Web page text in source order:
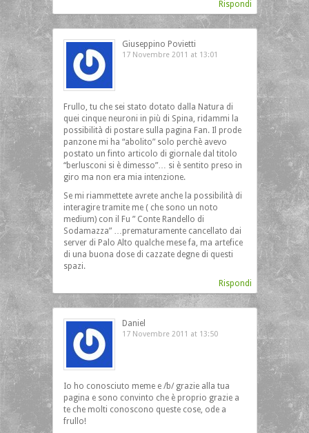
Rispondi
Giuseppino Povietti
17 Novembre 2011 at 13:01
Frullo, tu che sei stato dotato dalla Natura di
quei cinque neuroni in più di Spina, ridammi la
possibilità di postare sulla pagina Fan. Il prode
panzone mi ha “abolito” solo perchè avevo
postato un finto articolo di giornale dal titolo
“berlusconi si è dimesso”… si è sentito preso in
giro ma non era mia intenzione.
Se mi riammettete avrete anche la possibilità di
interagire tramite me ( che sono un noto
medium) con il Fu ” Conte Randello di
Sodamazza” …prematuramente cancellato dai
server di Palo Alto qualche mese fa, ma artefice
di una buona dose di cazzate degne di questi
spazi.
Rispondi
Daniel
17 Novembre 2011 at 13:50
Io ho conosciuto meme e /b/ grazie alla tua
pagina e sono convinto che è proprio grazie a
te che molti conoscono queste cose, ode a
frullo!